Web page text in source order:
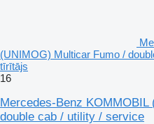
(UNIMOG) Multicar Fumo /
tīrītājs
16
Mercedes-Benz
double cab / utility / service